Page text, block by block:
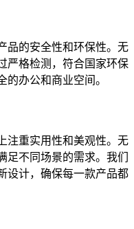
品的安全性和环保性。无
严格检测，符合国家环保
办公和商业空间。
注重实用性和美观性。无
足不同场景的需求。我们
设计，确保每一款产品都